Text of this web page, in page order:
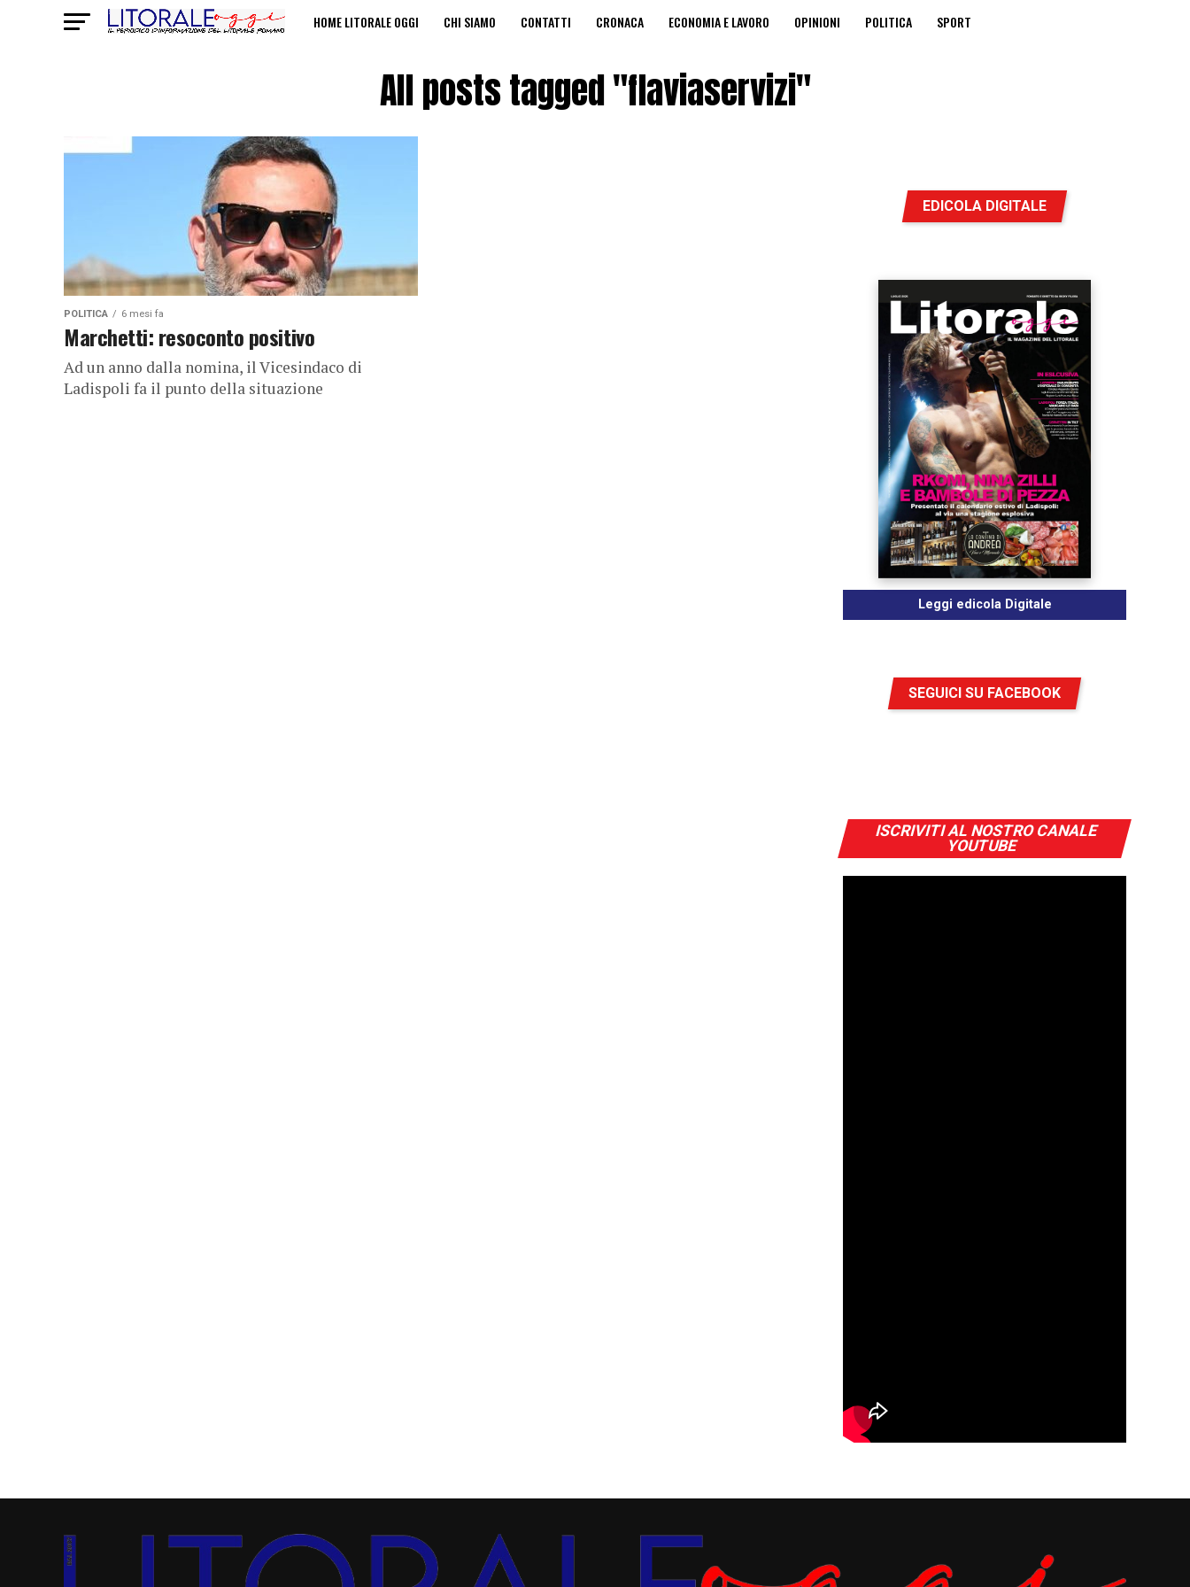
HOME LITORALE OGGI CHI SIAMO CONTATTI CRONACA ECONOMIA E LAVORO OPINIONI POLITICA SPORT
All posts tagged "flaviaservizi"
POLITICA 6 mesi fa
Marchetti: resoconto positivo
Ad un anno dalla nomina, il Vicesindaco di
Ladispoli fa il punto della situazione
EDICOLA DIGITALE
Leggi edicola Digitale
SEGUICI SU FACEBOOK
ISCRIVITI AL NOSTRO CANALE
YOUTUBE